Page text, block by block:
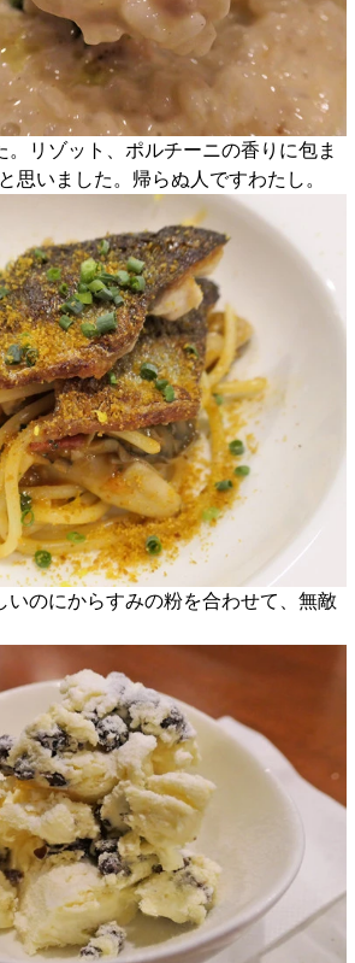
。リゾット、ポルチーニの香りに包ま
思いました。帰らぬ人ですわたし。
いのにからすみの粉を合わせて、無敵